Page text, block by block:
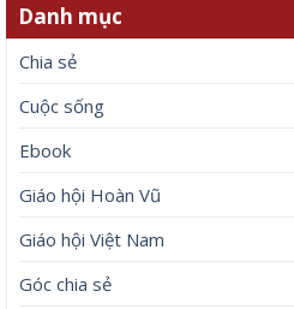
Danh mục
Chia sẻ
Cuộc sống
Ebook
Giáo hội Hoàn Vũ
Giáo hội Việt Nam
Góc chia sẻ